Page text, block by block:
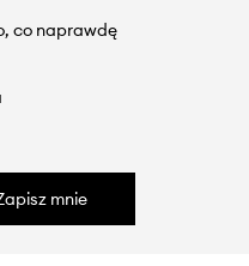
co naprawdę
mnie